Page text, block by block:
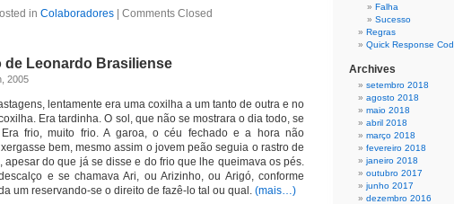
in Colaboradores Comments Closed
de Leonardo Brasiliense
2005
lentamente era uma coxilha a um tanto de outra e no
Era tardinha. O sol, que não se mostrara o dia todo, se
Era frio, muito frio. A garoa, o céu fechado e a hora não
bem, mesmo assim o jovem peão seguia o rastro de
apesar do que já se disse e do frio que lhe queimava os pés.
e se chamava Ari, ou Arizinho, ou Arigó, conforme
um reservando-se o direito de fazê-lo tal ou qual. (mais…)
Falha
Sucesso
Regras
Quick Response
Archives
setembro 2018
agosto 2018
maio 2018
abril 2018
março 2018
fevereiro 2018
janeiro 2018
outubro 2017
junho 2017
dezembro 2016